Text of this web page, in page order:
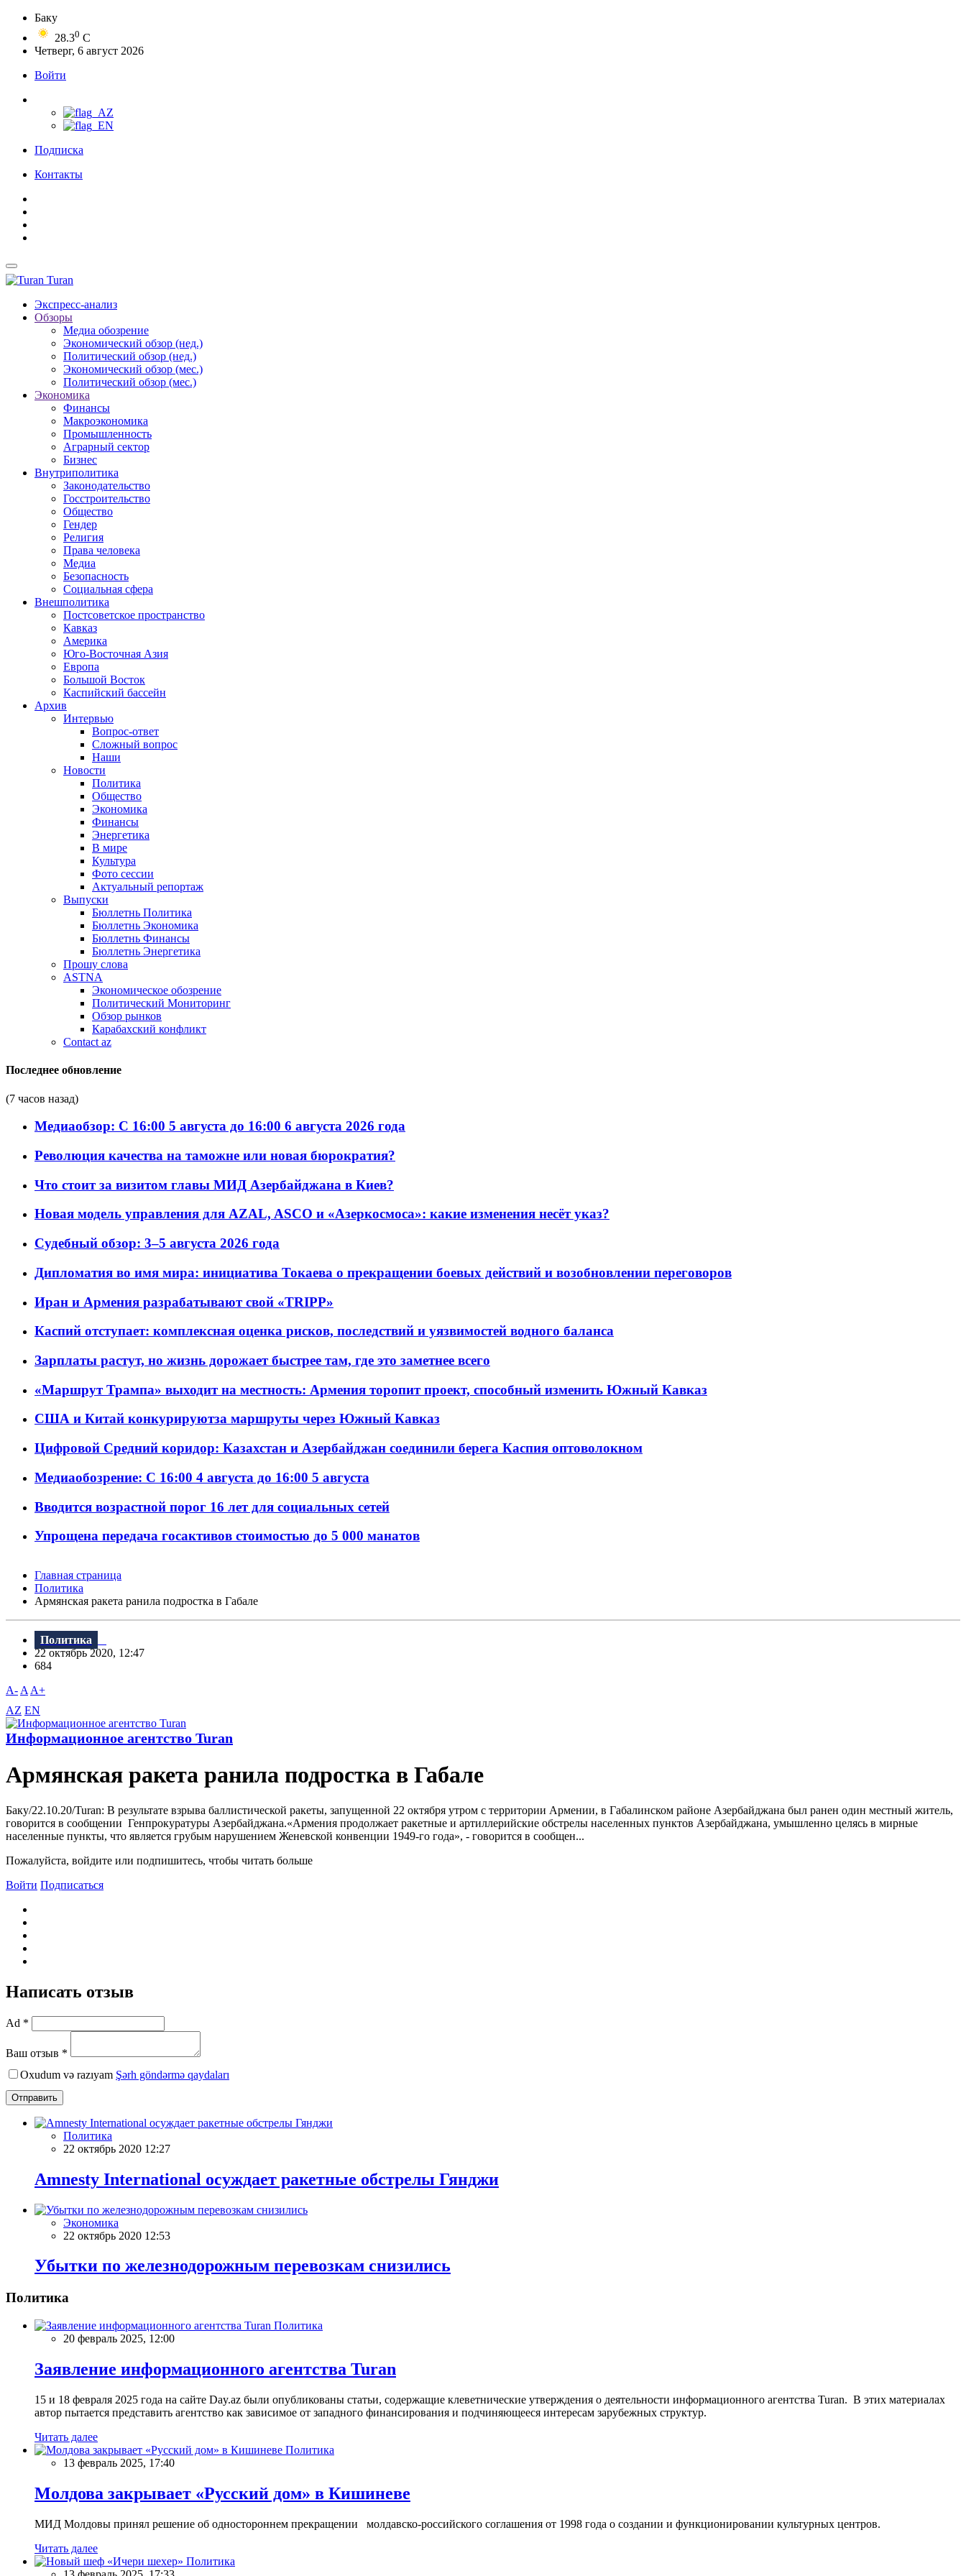
Баку
28.30 C
Четверг, 6 август 2026
Войти
Подписка
Контакты
Turan
Экспресс-анализ
Обзоры
Медиа обозрение
Экономический обзор (нед.)
Политический обзор (нед.)
Экономический обзор (мес.)
Политический обзор (мес.)
Экономика
Финансы
Макроэкономика
Промышленность
Аграрный сектор
Бизнес
Внутриполитика
Законодательство
Госстроительство
Общество
Гендер
Религия
Права человека
Медиа
Безопасность
Социальная сфера
Внешполитика
Постсоветское пространство
Кавказ
Америка
Юго-Восточная Азия
Европа
Большой Восток
Каспийский бассейн
Архив
Интервью
Вопрос-ответ
Сложный вопрос
Наши
Новости
Политика
Общество
Экономика
Финансы
Энергетика
В мире
Культура
Фото сессии
Актуальный репортаж
Выпуски
Бюллетнь Политика
Бюллетнь Экономика
Бюллетнь Финансы
Бюллетнь Энергетика
Прошу слова
ASTNA
Экономическое обозрение
Политический Мониторинг
Обзор рынков
Карабахский конфликт
Contact az
Последнее обновление
(7 часов назад)
Медиаобзор: С 16:00 5 августа до 16:00 6 августа 2026 года
Революция качества на таможне или новая бюрократия?
Что стоит за визитом главы МИД Азербайджана в Киев?
Новая модель управления для AZAL, ASCO и «Азеркосмоса»: какие изменения несёт указ?
Судебный обзор: 3–5 августа 2026 года
Дипломатия во имя мира: инициатива Токаева о прекращении боевых действий и возобновлении переговоров
Иран и Армения разрабатывают свой «TRIPP»
Каспий отступает: комплексная оценка рисков, последствий и уязвимостей водного баланса
Зарплаты растут, но жизнь дорожает быстрее там, где это заметнее всего
«Маршрут Трампа» выходит на местность: Армения торопит проект, способный изменить Южный Кавказ
США и Китай конкурируютза маршруты через Южный Кавказ
Цифровой Средний коридор: Казахстан и Азербайджан соединили берега Каспия оптоволокном
Медиаобозрение: С 16:00 4 августа до 16:00 5 августа
Вводится возрастной порог 16 лет для социальных сетей
Упрощена передача госактивов стоимостью до 5 000 манатов
Главная страница
Политика
Армянская ракета ранила подростка в Габале
Политика
22 октябрь 2020, 12:47
684
A- A A+
AZ EN
Информационное агентство Turan
Армянская ракета ранила подростка в Габале
Баку/22.10.20/Turan: В результате взрыва баллистической ракеты, запущенной 22 октября утром с территории Армении, в Габалинском районе Азербайджана был ранен один местный житель,
говорится в сообщении Генпрокуратуры Азербайджана.«Армения продолжает ракетные и артиллерийские обстрелы населенных пунктов Азербайджана, умышленно целясь в мирные
населенные пункты, что является грубым нарушением Женевской конвенции 1949-го года», - говорится в сообщен...
Пожалуйста, войдите или подпишитесь, чтобы читать больше
Войти Подписаться
Написать отзыв
Ad *
Ваш отзыв *
Oxudum və razıyam Şərh göndərmə qaydaları
Отправить
Политика
22 октябрь 2020 12:27
Amnesty International осуждает ракетные обстрелы Гянджи
Экономика
22 октябрь 2020 12:53
Убытки по железнодорожным перевозкам снизились
Политика
Политика
20 февраль 2025, 12:00
Заявление информационного агентства Turan
15 и 18 февраля 2025 года на сайте Day.az были опубликованы статьи, содержащие клеветнические утверждения о деятельности информационного агентства Turan. В этих материалах
автор пытается представить агентство как зависимое от западного финансирования и подчиняющееся интересам зарубежных структур.
Читать далее
Политика
13 февраль 2025, 17:40
Молдова закрывает «Русский дом» в Кишиневе
МИД Молдовы принял решение об одностороннем прекращении молдавско-российского соглашения от 1998 года о создании и функционировании культурных центров.
Читать далее
Политика